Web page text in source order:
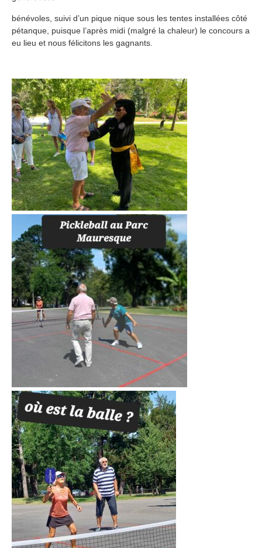
bénévoles, suivi d’un pique nique sous les tentes installées côté
pétanque, puisque l’après midi (malgré la chaleur) le concours a
eu lieu et nous félicitons les gagnants.